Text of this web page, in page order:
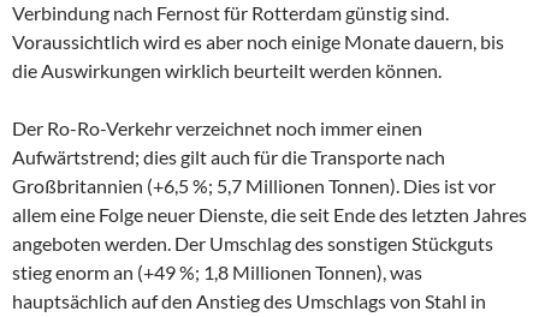
Verbindung nach Fernost für Rotterdam günstig sind.
Voraussichtlich wird es aber noch einige Monate dauern, bis
die Auswirkungen wirklich beurteilt werden können.
Der Ro-Ro-Verkehr verzeichnet noch immer einen
Aufwärtstrend; dies gilt auch für die Transporte nach
Großbritannien (+6,5 %; 5,7 Millionen Tonnen). Dies ist vor
allem eine Folge neuer Dienste, die seit Ende des letzten Jahres
angeboten werden. Der Umschlag des sonstigen Stückguts
stieg enorm an (+49 %; 1,8 Millionen Tonnen), was
hauptsächlich auf den Anstieg des Umschlags von Stahl in